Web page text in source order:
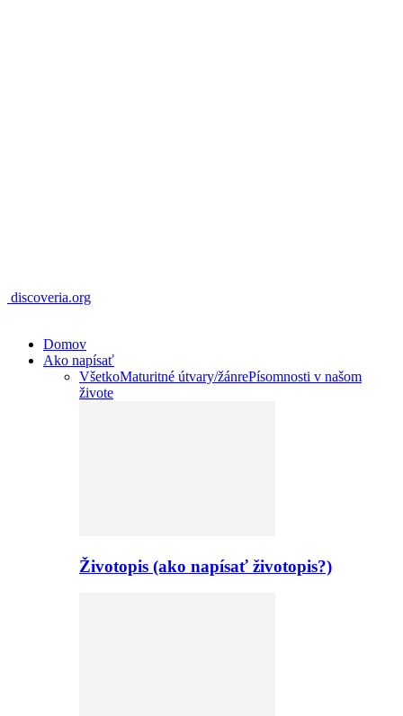
discoveria.org
Domov
Ako napísať
VšetkoMaturitné útvary/žánrePísomnosti v našom
živote
Životopis (ako napísať životopis?)